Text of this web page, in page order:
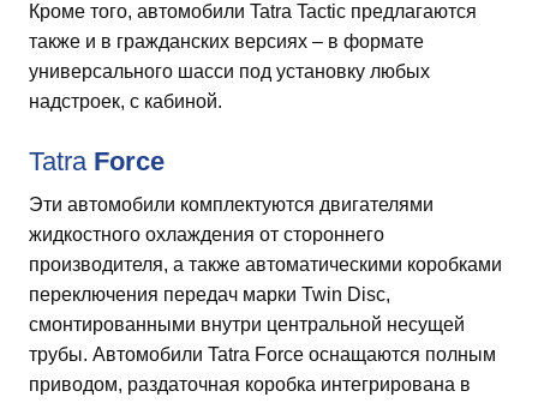
Кроме того, автомобили Tatra Tactic предлагаются
также и в гражданских версиях – в формате
универсального шасси под установку любых
надстроек, с кабиной.
Tatra Force
Эти автомобили комплектуются двигателями
жидкостного охлаждения от стороннего
производителя, а также автоматическими коробками
переключения передач марки Twin Disc,
смонтированными внутри центральной несущей
трубы. Автомобили Tatra Force оснащаются полным
приводом, раздаточная коробка интегрирована в